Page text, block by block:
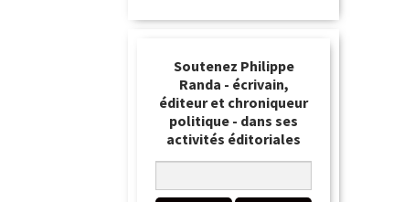
Soutenez Philippe
Randa - écrivain,
éditeur et chroniqueur
politique - dans ses
activités éditoriales